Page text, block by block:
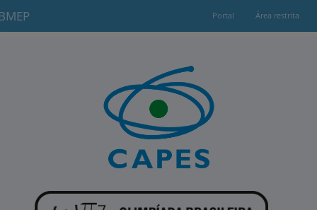
Portal Área restrita